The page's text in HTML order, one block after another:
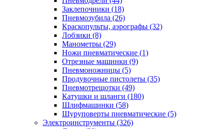
Заклепочники (18)
Пневмозубила (26)
Краскопульты, аэрографы (32)
Лобзики (8)
Манометры (29)
Ножи пневматические (1)
Отрезные машинки (9)
Пневмоножницы (5)
Продувочные пистолеты (35)
Пневмотрещотки (49)
Катушки и шланги (180)
Шлифмашинки (58)
Шуруповерты пневматические (5)
Электроинструменты (326)